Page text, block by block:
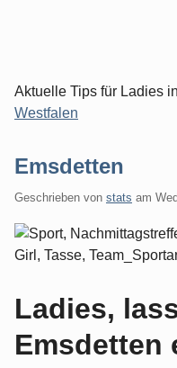
Aktuelle Tips für Ladies
Westfalen
Emsdetten
Geschrieben von stats am
Ladies,
Emsdetten